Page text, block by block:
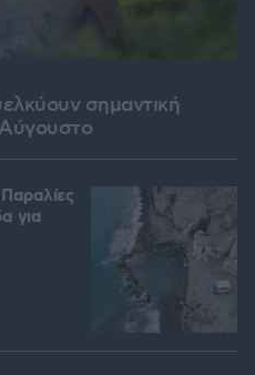
σημαντική
Αύγουστο
για